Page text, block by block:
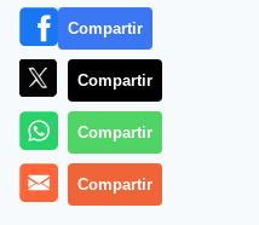
(José Ignacio González Faus,
escribe alguien
Compartir
Compartir
Compartir
Compartir